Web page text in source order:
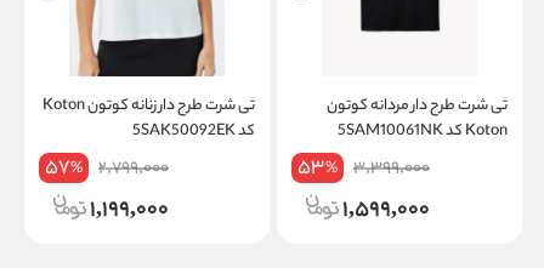
تی شرت طرح دار مردانه کوتون
Koton کد 5SAM10061NK
3,399,000
53%
1,599,000
تی شرت طرح دار زنانه کوتون Koton
کد 5SAK50092EK
2,799,000
57%
1,199,000